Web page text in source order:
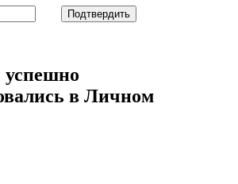
Подтвердить
в Личном